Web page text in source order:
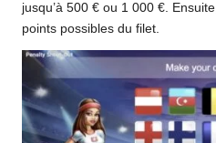
jusqu’à 500 € ou 1 000 €.
points possibles du filet.